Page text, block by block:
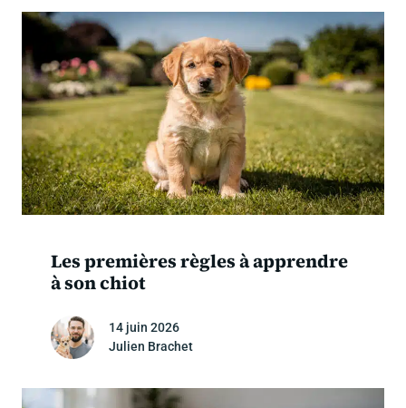
Les premières règles à apprendre
à son chiot
14 juin 2026
Julien Brachet